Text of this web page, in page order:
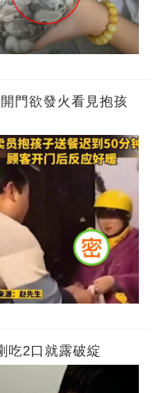
門欲發火看見抱孩
吃2口就露破綻